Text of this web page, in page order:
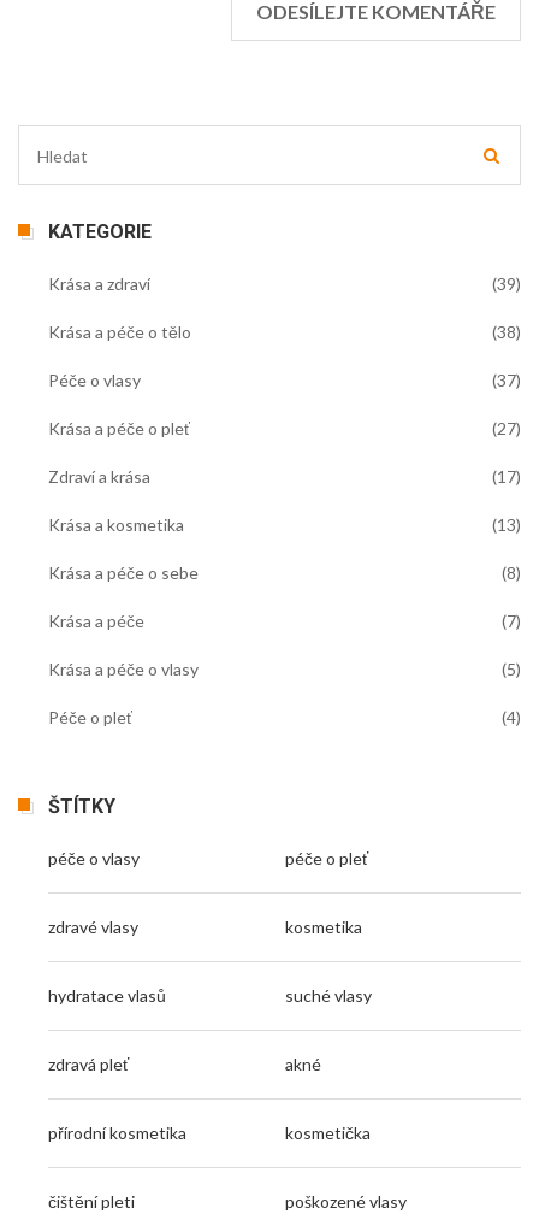
KATEGORIE
Krása a zdraví (39)
Krása a péče o tělo (38)
Péče o vlasy (37)
Krása a péče o pleť (27)
Zdraví a krása (17)
Krása a kosmetika (13)
Krása a péče o sebe (8)
Krása a péče (7)
Krása a péče o vlasy (5)
Péče o pleť (4)
ŠTÍTKY
péče o vlasy péče o pleť
zdravé vlasy kosmetika
hydratace vlasů suché vlasy
zdravá pleť akné
přírodní kosmetika kosmetička
čištění pleti poškozené vlasy